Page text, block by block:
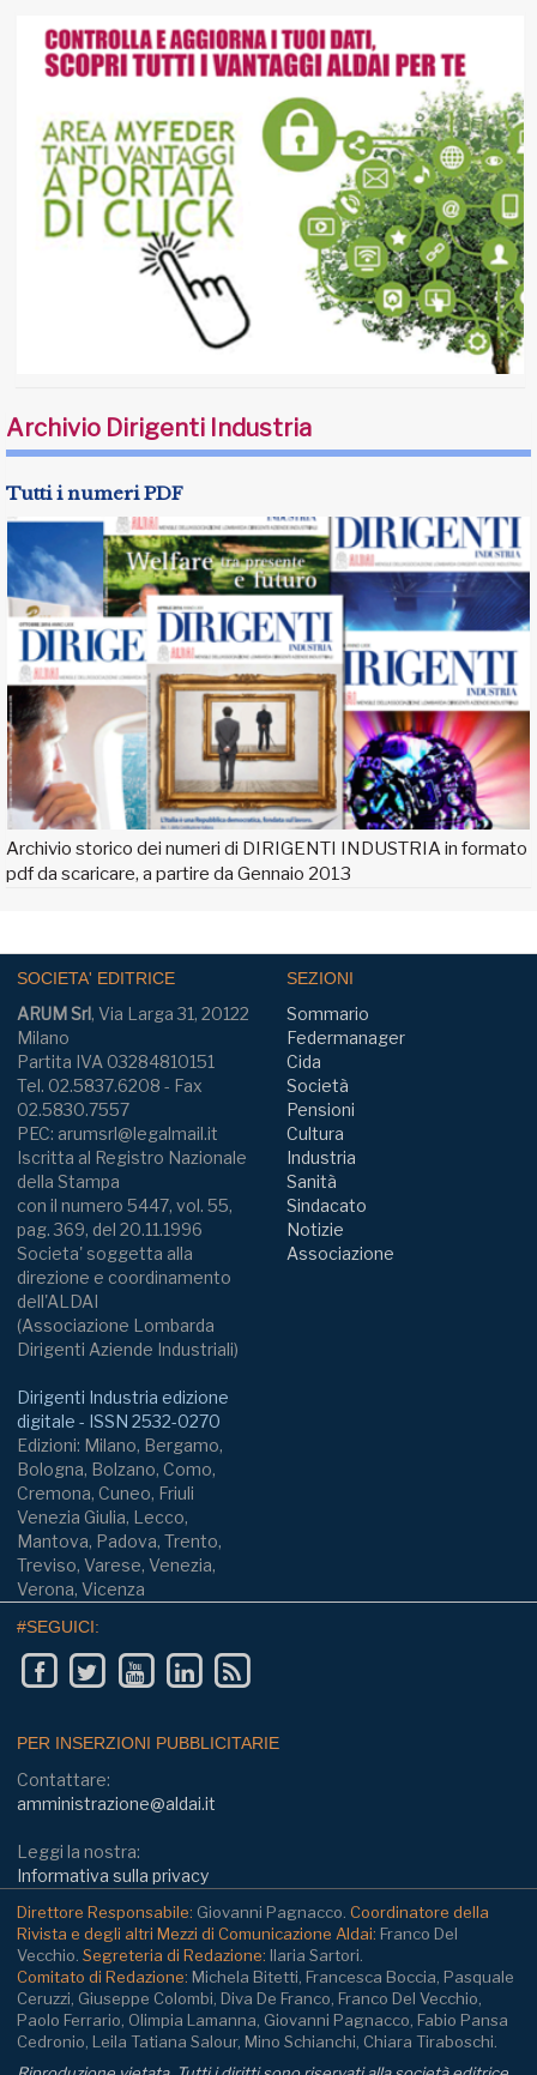
Archivio Dirigenti Industria
Tutti i numeri PDF
Archivio storico dei numeri di DIRIGENTI INDUSTRIA in formato
pdf da scaricare, a partire da Gennaio 2013
SOCIETA' EDITRICE
ARUM Srl, Via Larga 31, 20122
Milano
Partita IVA 03284810151
Tel. 02.5837.6208 - Fax
02.5830.7557
PEC: arumsrl@legalmail.it
Iscritta al Registro Nazionale
della Stampa
con il numero 5447, vol. 55,
pag. 369, del 20.11.1996
Societa' soggetta alla
direzione e coordinamento
dell'ALDAI
(Associazione Lombarda
Dirigenti Aziende Industriali)
Dirigenti Industria edizione
digitale - ISSN 2532-0270
Edizioni: Milano, Bergamo,
Bologna, Bolzano, Como,
Cremona, Cuneo, Friuli
Venezia Giulia, Lecco,
Mantova, Padova, Trento,
Treviso, Varese, Venezia,
Verona, Vicenza
SEZIONI
Sommario
Federmanager
Cida
Società
Pensioni
Cultura
Industria
Sanità
Sindacato
Notizie
Associazione
#SEGUICI:
PER INSERZIONI PUBBLICITARIE
Contattare:
amministrazione@aldai.it
Leggi la nostra:
Informativa sulla privacy
Direttore Responsabile: Giovanni Pagnacco. Coordinatore della
Rivista e degli altri Mezzi di Comunicazione Aldai: Franco Del
Vecchio. Segreteria di Redazione: Ilaria Sartori.
Comitato di Redazione: Michela Bitetti, Francesca Boccia, Pasquale
Ceruzzi, Giuseppe Colombi, Diva De Franco, Franco Del Vecchio,
Paolo Ferrario, Olimpia Lamanna, Giovanni Pagnacco, Fabio Pansa
Cedronio, Leila Tatiana Salour, Mino Schianchi, Chiara Tiraboschi.